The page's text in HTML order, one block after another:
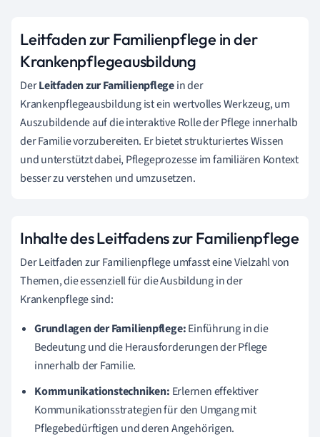
Leitfaden zur Familienpflege in der
Krankenpflegeausbildung
DerLeitfaden zur Familienpflegein der
Krankenpflegeausbildung ist ein wertvolles Werkzeug, um
Auszubildende auf die interaktive Rolle der Pflege innerhalb
der Familie vorzubereiten. Er bietet strukturiertes Wissen
und unterstützt dabei, Pflegeprozesse im familiären Kontext
besser zu verstehen und umzusetzen.
Inhalte des Leitfadens zur Familienpflege
Der Leitfaden zur Familienpflege umfasst eine Vielzahl von
Themen, die essenziell für die Ausbildung in der
Krankenpflege sind:
Grundlagen der Familienpflege:Einführung in die
Bedeutung und die Herausforderungen der Pflege
innerhalb der Familie.
Kommunikationstechniken: Erlernen effektiver
Kommunikationsstrategien für den Umgang mit
Pflegebedürftigen und deren Angehörigen.